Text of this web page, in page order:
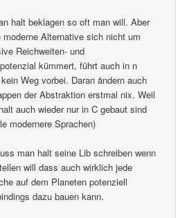
halt beklagen so oft man will. Aber
moderne Alternative sich nicht um
Reichweiten- und
kümmert, führt auch in n
Weg vorbei. Daran ändern auch
der Abstraktion erstmal nix. Weil
auch wieder nur in C gebaut sind
modernere Sprachen)
man halt seine Lib schreiben wenn
will dass auch wirklich jede
auf dem Planeten potenziell
dazu bauen kann.